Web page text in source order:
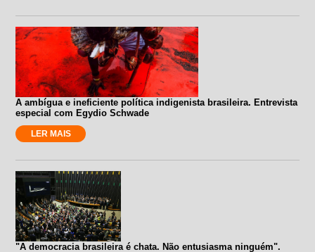
A ambígua e ineficiente política indigenista brasileira. Entrevista
especial com Egydio Schwade
LER MAIS
"A democracia brasileira é chata. Não entusiasma ninguém".